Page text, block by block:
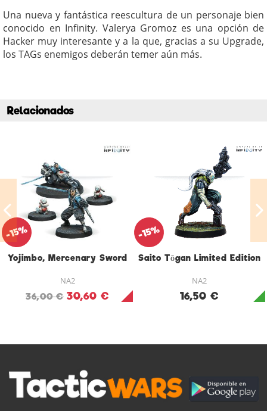
Una nueva y fantástica reescultura de un personaje bien
conocido en Infinity. Valerya Gromoz es una opción de
Hacker muy interesante y a la que, gracias a su Upgrade,
los TAGs enemigos deberán temer aún más.
Relacionados
Yojimbo, Mercenary Sword
NA2
36,00 € 30,60 €
-15%
Saito Tōgan Limited Edition
NA2
16,50 €
-15%